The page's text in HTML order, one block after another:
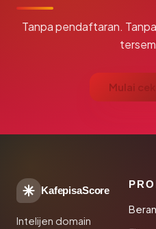
Tanpa pendaftaran.
Mulai
KafepisaScore
Intelijen domain